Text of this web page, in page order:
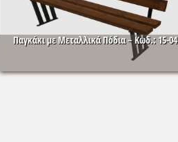
Παγκάκι με Μεταλλικά Πόδια – Κωδ.: 15-04